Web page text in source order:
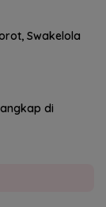
Swakelola
di